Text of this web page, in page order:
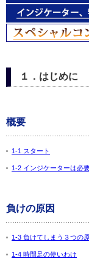
１．はじめに
概要
1-1 スタート
1-2 インジケーターは必
負けの原因
1-3 負けてしまう３つの
1-4 時間足の使いわけ